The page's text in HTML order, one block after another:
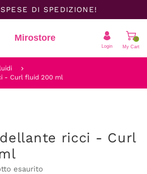
DI SPEDIZIONE!
Mirostore
Login
0
My Cart
Il carrello è vuoto.
- Curl fluid 200 ml
ricci - Curl
esaurito